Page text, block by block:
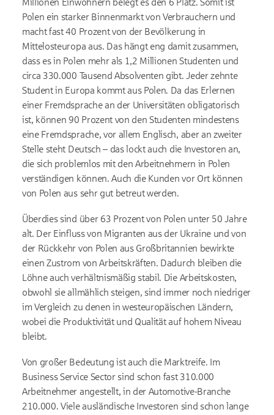
Millionen Einwohnern belegt es den 6 Platz. Somit ist
Polen ein starker Binnenmarkt von Verbrauchern und
macht fast 40 Prozent von der Bevölkerung in
Mittelosteuropa aus. Das hängt eng damit zusammen,
dass es in Polen mehr als 1,2 Millionen Studenten und
circa 330.000 Tausend Absolventen gibt. Jeder zehnte
Student in Europa kommt aus Polen. Da das Erlernen
einer Fremdsprache an der Universitäten obligatorisch
ist, können 90 Prozent von den Studenten mindestens
eine Fremdsprache, vor allem Englisch, aber an zweiter
Stelle steht Deutsch – das lockt auch die Investoren an,
die sich problemlos mit den Arbeitnehmern in Polen
verständigen können. Auch die Kunden vor Ort können
von Polen aus sehr gut betreut werden.
Überdies sind über 63 Prozent von Polen unter 50 Jahre
alt. Der Einfluss von Migranten aus der Ukraine und von
der Rückkehr von Polen aus Großbritannien bewirkte
einen Zustrom von Arbeitskräften. Dadurch bleiben die
Löhne auch verhältnismäßig stabil. Die Arbeitskosten,
obwohl sie allmählich steigen, sind immer noch niedriger
im Vergleich zu denen in westeuropäischen Ländern,
wobei die Produktivität und Qualität auf hohem Niveau
bleibt.
Von großer Bedeutung ist auch die Marktreife. Im
Business Service Sector sind schon fast 310.000
Arbeitnehmer angestellt, in der Automotive-Branche
210.000. Viele ausländische Investoren sind schon lange